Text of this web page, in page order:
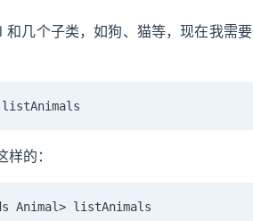
几个子类，如狗、猫等，现在我需
的：